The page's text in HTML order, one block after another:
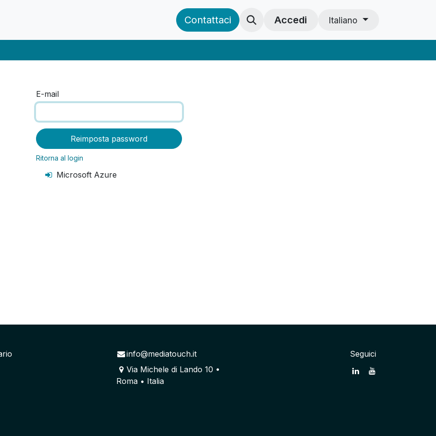
Blog
Contattaci Accedi Italiano
E-mail
Reimposta password
Ritorna al login
Microsoft Azure
info@mediatouch.it
Via Michele di Lando 10 •
Roma • Italia
Seguici